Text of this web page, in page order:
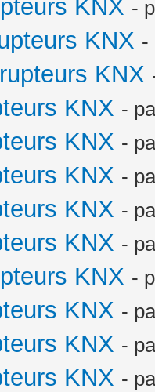
KNX -
KNX -
KNX
KNX -
KNX -
KNX -
KNX -
KNX -
KNX -
KNX -
KNX -
KNX -